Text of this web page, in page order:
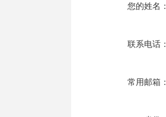
您的姓名：
联系电话：
常用邮箱：